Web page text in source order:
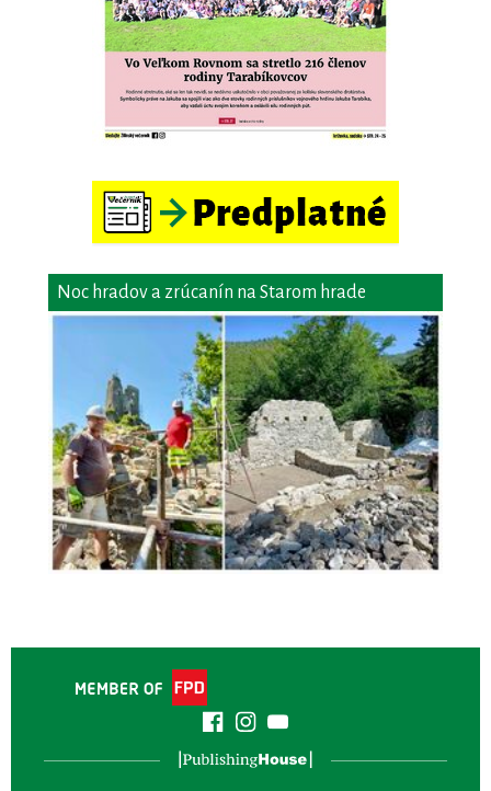
Noc hradov a zrúcanín na Starom hrade